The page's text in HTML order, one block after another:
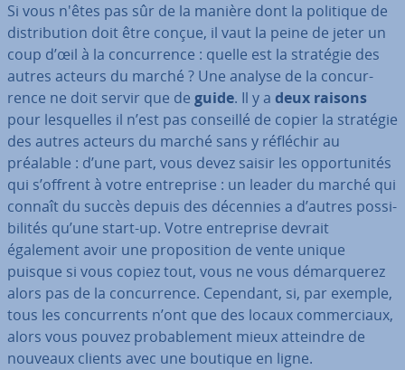
Si vous n'êtes pas sûr de la manière dont la politique de
dis­tri­bu­tion doit être conçue, il vaut la peine de jeter un
coup d’œil à la con­cur­rence : quelle est la stratégie des
autres acteurs du marché ? Une analyse de la con­cur­
rence ne doit servir que de guide. Il y a deux raisons
pour les­quelles il n’est pas conseillé de copier la stratégie
des autres acteurs du marché sans y réfléchir au
préalable : d’une part, vous devez saisir les op­por­tu­ni­tés
qui s’offrent à votre en­tre­prise : un leader du marché qui
connaît du succès depuis des décennies a d’autres pos­si­
bi­li­tés qu’une start-up. Votre en­tre­prise devrait
également avoir une pro­po­si­tion de vente unique
puisque si vous copiez tout, vous ne vous dé­mar­que­rez
alors pas de la con­cur­rence. Cependant, si, par exemple,
tous les con­cur­rents n’ont que des locaux com­mer­ciaux,
alors vous pouvez pro­ba­ble­ment mieux atteindre de
nouveaux clients avec une boutique en ligne.